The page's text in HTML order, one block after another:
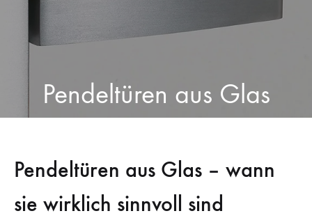
Pendeltüren aus Glas
Pendeltüren aus Glas – wann
sie wirklich sinnvoll sind